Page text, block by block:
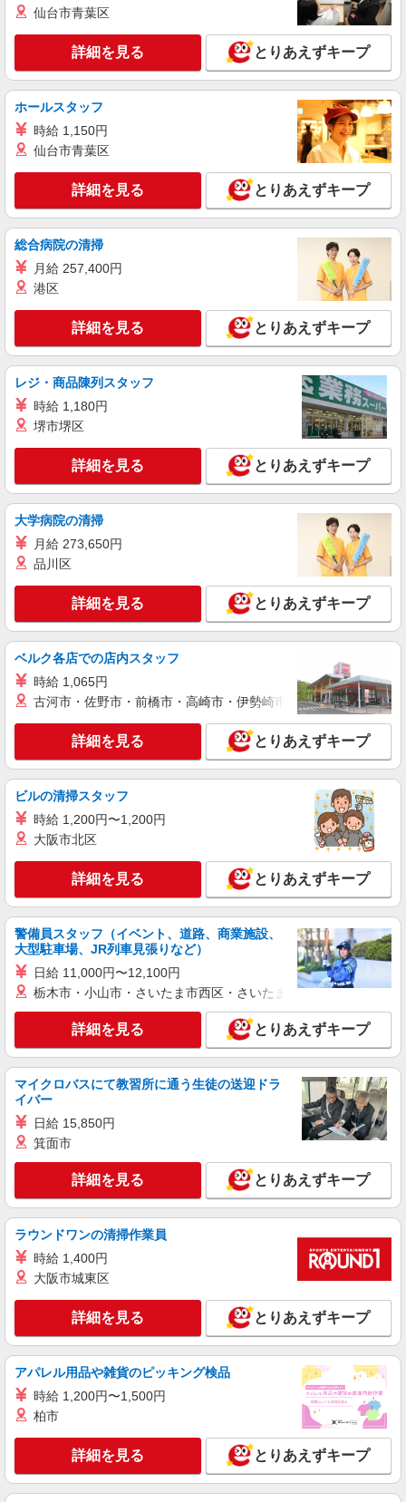
仙台市青葉区
詳細を見る とりあえずキープ
ホールスタッフ
時給 1,150円
仙台市青葉区
詳細を見る とりあえずキープ
総合病院の清掃
月給 257,400円
港区
詳細を見る とりあえずキープ
レジ・商品陳列スタッフ
時給 1,180円
堺市堺区
詳細を見る とりあえずキープ
大学病院の清掃
月給 273,650円
品川区
詳細を見る とりあえずキープ
ベルク各店での店内スタッフ
時給 1,065円
古河市・佐野市・前橋市・高崎市・伊勢崎市・太田市・館林市
詳細を見る とりあえずキープ
ビルの清掃スタッフ
時給 1,200円〜1,200円
大阪市北区
詳細を見る とりあえずキープ
警備員スタッフ（イベント、道路、商業施設、
大型駐車場、JR列車見張りなど）
日給 11,000円〜12,100円
栃木市・小山市・さいたま市西区・さいたま市岩槻区・久喜市・
詳細を見る とりあえずキープ
マイクロバスにて教習所に通う生徒の送迎ドラ
イバー
日給 15,850円
箕面市
詳細を見る とりあえずキープ
ラウンドワンの清掃作業員
時給 1,400円
大阪市城東区
詳細を見る とりあえずキープ
アパレル用品や雑貨のピッキング検品
時給 1,200円〜1,500円
柏市
詳細を見る とりあえずキープ